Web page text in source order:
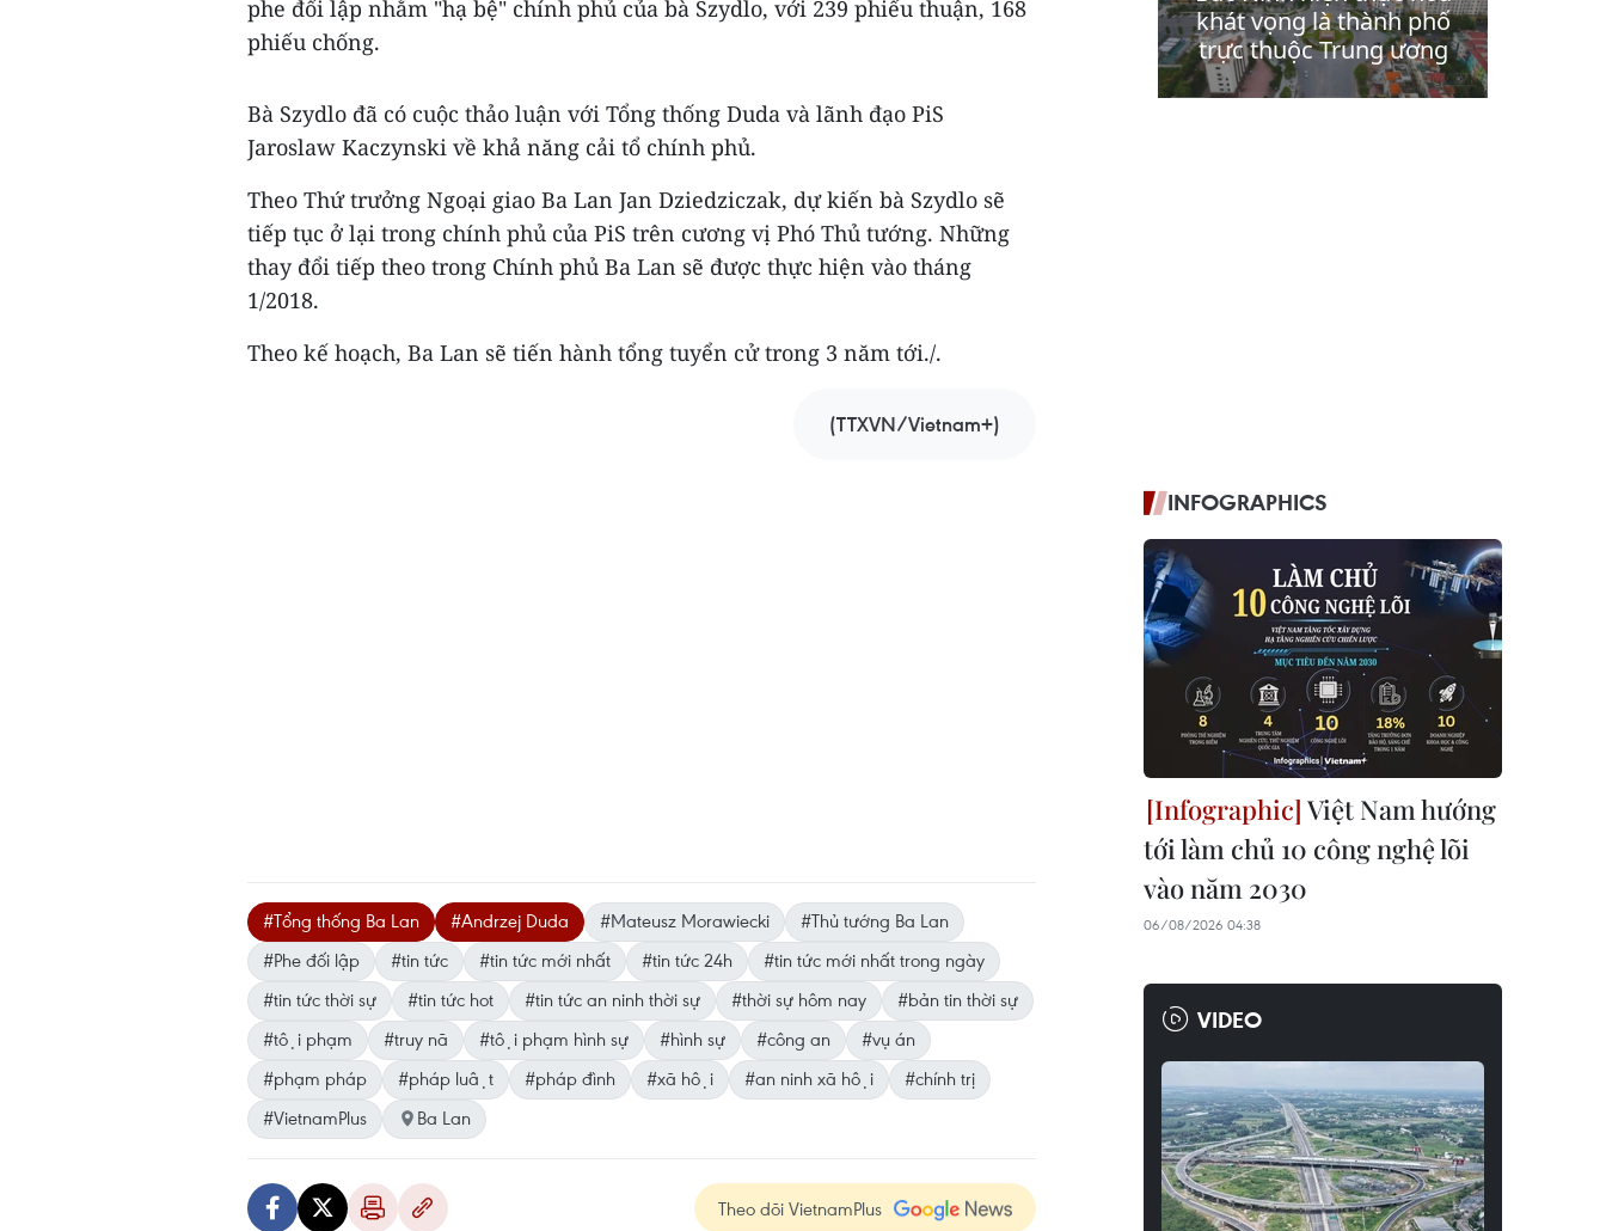
phe đối lập nhằm "hạ bệ" chính phủ của bà Szydlo, với 239 phiếu thuận, 168
phiếu chống.
Bà Szydlo đã có cuộc thảo luận với Tổng thống Duda và lãnh đạo PiS
Jaroslaw Kaczynski về khả năng cải tổ chính phủ.
Theo Thứ trưởng Ngoại giao Ba Lan Jan Dziedziczak, dự kiến bà Szydlo sẽ
tiếp tục ở lại trong chính phủ của PiS trên cương vị Phó Thủ tướng. Những
thay đổi tiếp theo trong Chính phủ Ba Lan sẽ được thực hiện vào tháng
1/2018.
Theo kế hoạch, Ba Lan sẽ tiến hành tổng tuyển cử trong 3 năm tới./.
(TTXVN/Vietnam+)
#Tổng thống Ba Lan #Andrzej Duda #Mateusz Morawiecki
#Thủ tướng Ba Lan
#Phe đối lập
#tin tức #tin tức mới nhất #tin tức 24h
#tin tức mới nhất trong ngày
#tin tức thời sự
#tin tức hot #tin tức an ninh thời sự #thời sự hôm nay
#bản tin thời sự
#tội phạm
#truy nã #tội phạm hình sự #hình sự #công an
#vụ án
#phạm pháp
#pháp luật #pháp đình #xã hội #an ninh xã hội
#chính trị
#VietnamPlus
Ba Lan
Theo dõi VietnamPlus
INFOGRAPHICS
Việt Nam hướng
tới làm chủ 10 công nghệ lõi
vào năm 2030
06/08/2026 04:38
VIDEO